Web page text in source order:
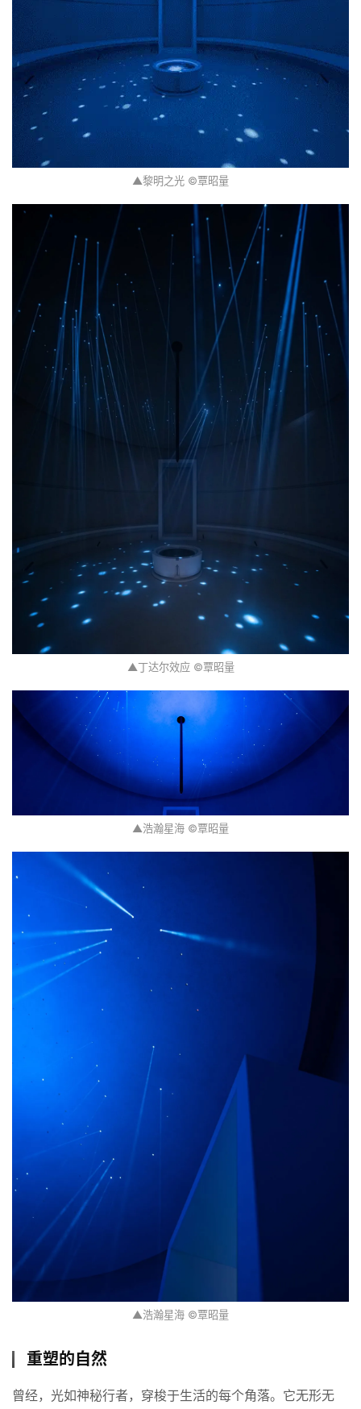
▲黎明之光 ©覃昭量
▲丁达尔效应 ©覃昭量
▲浩瀚星海 ©覃昭量
▲浩瀚星海 ©覃昭量
重塑的自然
曾经，光如神秘行者，穿梭于生活的每个角落。它无形无